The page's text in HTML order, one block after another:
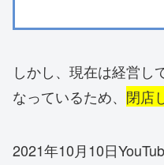
しかし、現在は経営し
なっているため、 閉店
2021年10月10日